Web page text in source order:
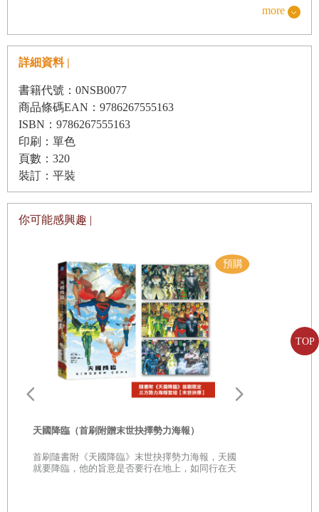
TOP
拎著一隻腳在校園走來走去。然而，大家都知道精靈遺骸只
要興致一來就會擅自亂跑，無論是否木乃伊化都一樣，我猜
想腳這個部位應該格外愛遊蕩。在這隻腳達成功用之前，我
老爺鐘輕柔的報時聲響提醒我快要遲到了，我和溫德爾約好
共進早餐。過去的經驗讓我知道絕不能爽約，要是我沒有出
現，他會親自把早餐送來，驚人的分量會讓整間辦公室瀰漫
雞蛋味，接下來一整天我都得忍受桑斯維特教授氣呼呼地抱
我稍微花一點時間將頭髮盤起來固定好──實在是太長了，
容不下其他事。幫溫德爾找門這件事令我投入到難以自拔的
程度，印象中即使最艱深的學術謎團也沒有這麼嚴重。最近
我徹底忽視外表，不只是頭髮而已──我的棕色連身裙皺巴
巴，而且不太確定是否乾淨；我的衣櫥地板上堆著小山般的
衣物，全都難以分辨有沒有洗過，出門時我從裡面隨便抽出
這一件穿上。
「走吧，親愛的。」我對影子說。大狗躺在柴油暖爐旁邊的
離開之前，我環顧辦公室一番，感到心滿意足──不久前我
獲得終身教職，也換了一間比較寬敞的辦公室，溫德爾的辦
公室和我相隔三道門（可想而知，雖然只多了二十英尺的距
more
詳細資料 |
書籍代號：0NSB0077
商品條碼EAN：9786267555163
ISBN：9786267555163
印刷：單色
頁數：320
裝訂：平裝
你可能感興趣 |
天國降臨（首刷附贈末世抉擇勢力海報）
首刷隨書附《天國降臨》末世抉擇勢力海報，天國
就要降臨，他的旨意是否要行在地上，如同行在天